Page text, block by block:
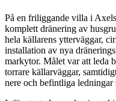
På en friliggande villa i
komplett dränering av
hela källarens ytterväggar,
installation av nya
markytor. Målet var att leda
torrare källarväggar,
nere och befintliga ledningar